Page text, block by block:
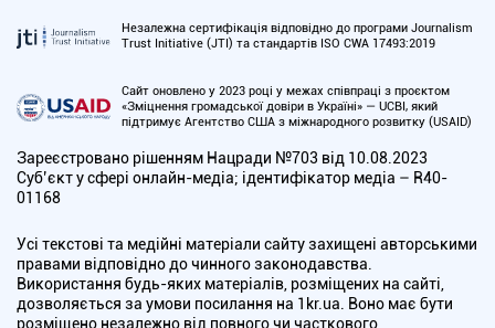
Незалежна сертифікація відповідно до програми Journalism
Trust Initiative (JTI) та стандартів ISO CWA 17493:2019
Сайт оновлено у 2023 році у межах співпраці з проєктом
«Зміцнення громадської довіри в Україні» — UCBI, який
підтримує Агентство США з міжнародного розвитку (USAID)
Зареєстровано рішенням Нацради №703 від 10.08.2023
Cуб’єкт у сфері онлайн-медіа; ідентифікатор медіа – R40-
01168
Усі текстові та медійні матеріали сайту захищені авторськими
правами відповідно до чинного законодавства.
Використання будь-яких матеріалів, розміщених на сайті,
дозволяється за умови посилання на 1kr.ua. Воно має бути
розміщено незалежно від повного чи часткового